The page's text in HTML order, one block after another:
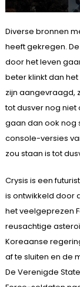
Diverse bronnen
heeft gekregen.
door het leven
beter klinkt dan
zijn aangevraagd,
tot dusver nog
gaan dan ook nog
console-versies
zou staan is tot
Crysis is een
is ontwikkeld door
het veelgeprezen
reusachtige
Koreaanse
af te sluiten en de
De Verenigde